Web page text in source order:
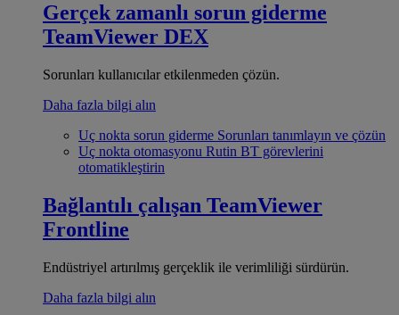
Gerçek zamanlı sorun giderme
TeamViewer DEX
Sorunları kullanıcılar etkilenmeden çözün.
Daha fazla bilgi alın
Uç nokta sorun giderme Sorunları tanımlayın ve çözün
Uç nokta otomasyonu Rutin BT görevlerini
otomatikleştirin
Bağlantılı çalışan TeamViewer
Frontline
Endüstriyel artırılmış gerçeklik ile verimliliği sürdürün.
Daha fazla bilgi alın